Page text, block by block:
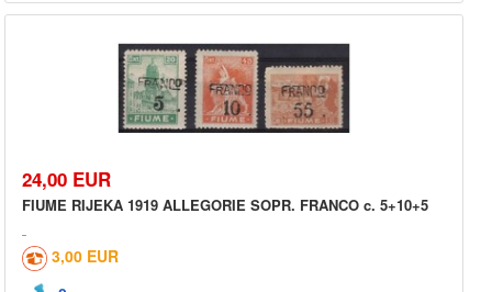
24,00 EUR
FIUME RIJEKA 1919 ALLEGORIE SOPR. FRANCO c. 5+10+5
3,00 EUR